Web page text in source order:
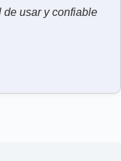
de usar y confiable